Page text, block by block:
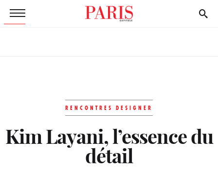
RENCONTRES DESIGNER
Kim Layani, l’essence du
détail